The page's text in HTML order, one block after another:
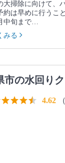
大掃除に向けて、
約は早めに行うこ
中旬まで…
みる
市の水回り
4.62